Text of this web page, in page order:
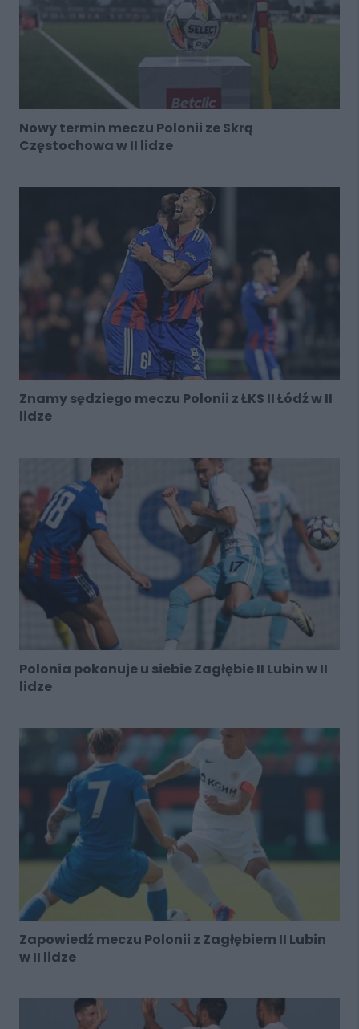
Nowy termin meczu Polonii ze Skrą
Częstochowa w II lidze
Znamy sędziego meczu Polonii z ŁKS II Łódź w II
lidze
Polonia pokonuje u siebie Zagłębie II Lubin w II
lidze
Zapowiedź meczu Polonii z Zagłębiem II Lubin
w II lidze